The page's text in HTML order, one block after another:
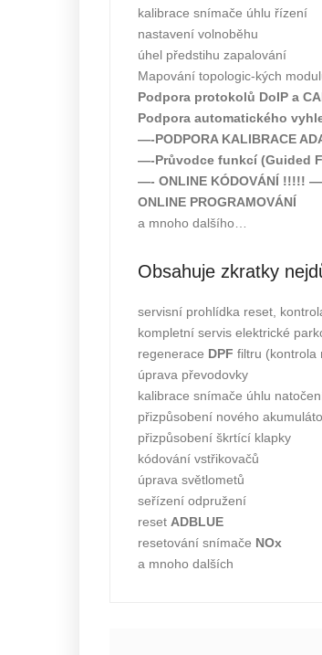
kalibrace snímače úhlu řízení
nastavení volnoběhu
úhel předstihu zapalování
Mapování topologic-kých
Podpora protokolů DoIP a
Podpora automatického
—-PODPORA KALIBRACE
—-Průvodce funkcí (Guided
—- ONLINE KÓDOVÁNÍ !!!!!
ONLINE PROGRAMOVÁNÍ
a mnoho dalšího…
Obsahuje zkratky
servisní prohlídka reset,
kompletní servis elektrické
regenerace DPF filtru (kontrola
úprava převodovky
kalibrace snímače úhlu
přizpůsobení nového
přizpůsobení škrtící klapky
kódování vstřikovačů
úprava světlometů
seřízení odpružení
reset ADBLUE
resetování snímače NOx
a mnoho dalších